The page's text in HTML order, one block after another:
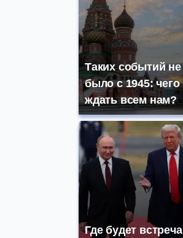
Таких событий не
было с 1945: чего
ждать всем нам?
Где будет встреча